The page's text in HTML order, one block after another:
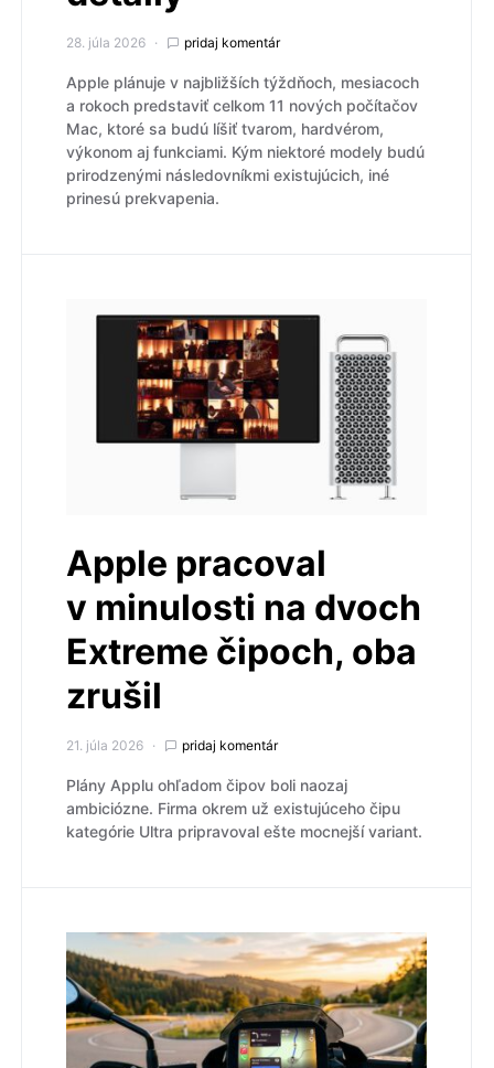
28. júla 2026 pridaj komentár
Apple plánuje v najbližších týždňoch, mesiacoch
a rokoch predstaviť celkom 11 nových počítačov
Mac, ktoré sa budú líšiť tvarom, hardvérom,
výkonom aj funkciami. Kým niektoré modely budú
prirodzenými následovníkmi existujúcich, iné
prinesú prekvapenia.
Apple pracoval
v minulosti na dvoch
Extreme čipoch, oba
zrušil
21. júla 2026 pridaj komentár
Plány Applu ohľadom čipov boli naozaj
ambiciózne. Firma okrem už existujúceho čipu
kategórie Ultra pripravoval ešte mocnejší variant.